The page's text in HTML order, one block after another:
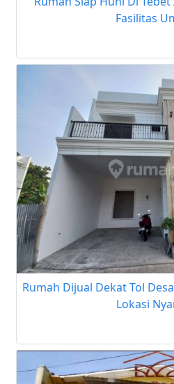
Fasilitas
Rumah Dijual Dekat Tol
Lokasi